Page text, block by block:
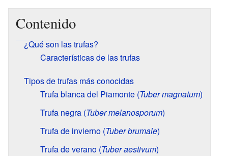
Contenido
¿Qué son las trufas?
Características de las trufas
Tipos de trufas más conocidas
Trufa blanca del Piamonte (Tuber magnatum)
Trufa negra (Tuber melanosporum)
Trufa de invierno (Tuber brumale)
Trufa de verano (Tuber aestivum)